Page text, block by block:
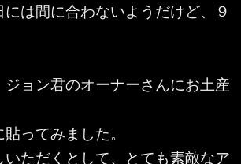
は間に合わないようだけど、９
ョン君のオーナーさんにお土産
ってみました。
ただくとして、とても素敵なア